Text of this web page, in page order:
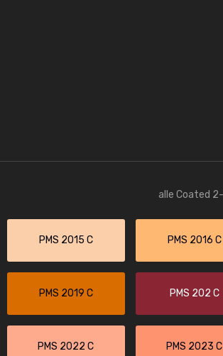
alle Coated
PMS 2015 C PMS 2016 C
PMS 2019 C PMS 202 C
PMS 2022 C PMS 2023 C